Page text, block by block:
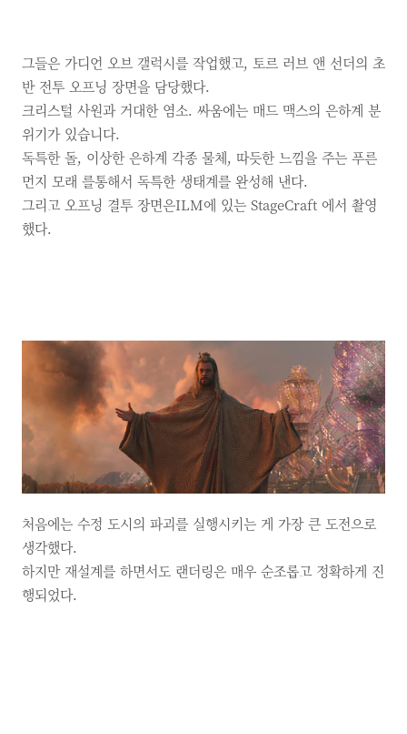
그들은 가디언 오브 갤럭시를 작업했고, 토르 러브 앤 선더의 초
반 전투 오프닝 장면을 담당했다.
크리스털 사원과 거대한 염소. 싸움에는 매드 맥스의 은하계 분
위기가 있습니다.
독특한 돌, 이상한 은하계 각종 물체, 따듯한 느낌을 주는 푸른
먼지 모래 를통해서 독특한 생태계를 완성해 낸다.
그리고 오프닝 결투 장면은ILM에 있는 StageCraft 에서 촬영
했다.
처음에는 수정 도시의 파괴를 실행시키는 게 가장 큰 도전으로
생각했다.
하지만 재설계를 하면서도 랜더링은 매우 순조롭고 정확하게 진
행되었다.